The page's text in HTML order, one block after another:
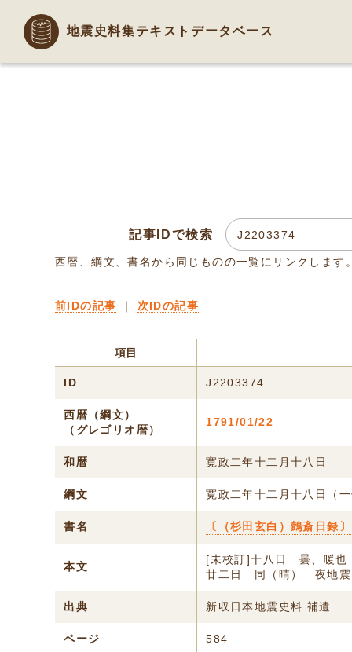
地震史料集テキストデータベース
記事IDで検索
西暦、綱文、書名から同じものの一覧にリンクします
前IDの記事 ｜ 次IDの記事
項目
ID J2203374
西暦（綱文）
（グレゴリオ暦）
1791/01/22
和暦 寛政二年十二月十八日
綱文 寛政二年十二月十八日（
書名 〔（杉田玄白）鷧斎日録
本文
[未校訂]十八日 曇、暖
廿二日 同（晴） 夜地震
出典 新収日本地震史料 補遺
ページ 584